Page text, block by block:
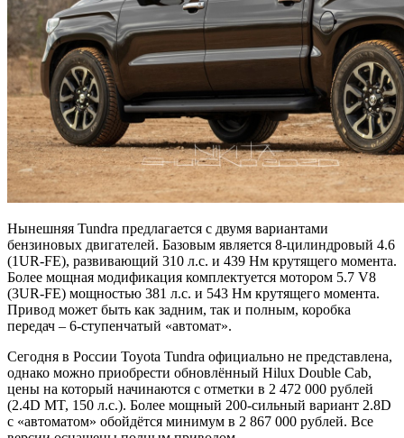
Нынешняя Tundra предлагается с двумя вариантами
бензиновых двигателей. Базовым является 8-цилиндровый 4.6
(1UR-FE), развивающий 310 л.с. и 439 Нм крутящего момента.
Более мощная модификация комплектуется мотором 5.7 V8
(3UR-FE) мощностью 381 л.с. и 543 Нм крутящего момента.
Привод может быть как задним, так и полным, коробка
передач – 6-ступенчатый «автомат».
Сегодня в России Toyota Tundra официально не представлена,
однако можно приобрести обновлённый Hilux Double Cab,
цены на который начинаются с отметки в 2 472 000 рублей
(2.4D MT, 150 л.с.). Более мощный 200-сильный вариант 2.8D
с «автоматом» обойдётся минимум в 2 867 000 рублей. Все